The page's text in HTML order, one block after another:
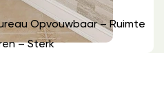
Opvouwbaar – Ruimte
– Sterk